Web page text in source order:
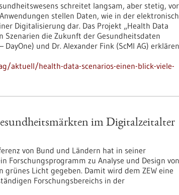
schreitet langsam, aber stetig,
stellen Daten, wie in der
Digitalisierung dar. Das Projekt „Health Data
Szenarien die Zukunft der Gesundheitsdaten
und Dr. Alexander Fink (ScMI AG)
aktuell/health-data-scenarios-einen-blick-viele-
im Digitalzeitalter
von Bund und Ländern hat in seiner
Forschungsprogramm zu Analyse und Design von
Licht gegeben. Damit wird dem ZEW eine
Forschungsbereichs in der